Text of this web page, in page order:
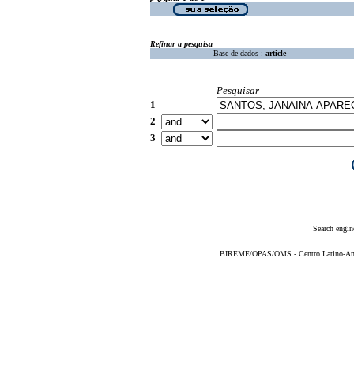
Refinar a pesquisa
Base de dados : article
Pesquisar
1
2
3
Search
BIREME/OPAS/OMS - Centro Latino-